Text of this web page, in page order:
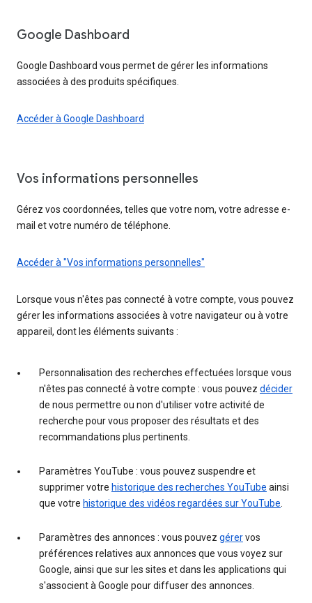
Google Dashboard
Google Dashboard vous permet de gérer les informations
associées à des produits spécifiques.
Accéder à Google Dashboard
Vos informations personnelles
Gérez vos coordonnées, telles que votre nom, votre adresse e-
mail et votre numéro de téléphone.
Accéder à "Vos informations personnelles"
Lorsque vous n'êtes pas connecté à votre compte, vous pouvez
gérer les informations associées à votre navigateur ou à votre
appareil, dont les éléments suivants :
Personnalisation des recherches effectuées lorsque vous
n'êtes pas connecté à votre compte : vous pouvez décider
de nous permettre ou non d'utiliser votre activité de
recherche pour vous proposer des résultats et des
recommandations plus pertinents.
Paramètres YouTube : vous pouvez suspendre et
supprimer votre historique des recherches YouTube ainsi
que votre historique des vidéos regardées sur YouTube
Paramètres des annonces : vous pouvez gérervos
préférences relatives aux annonces que vous voyez sur
Google, ainsi que sur les sites et dans les applications qui
s'associent à Google pour diffuser des annonces.